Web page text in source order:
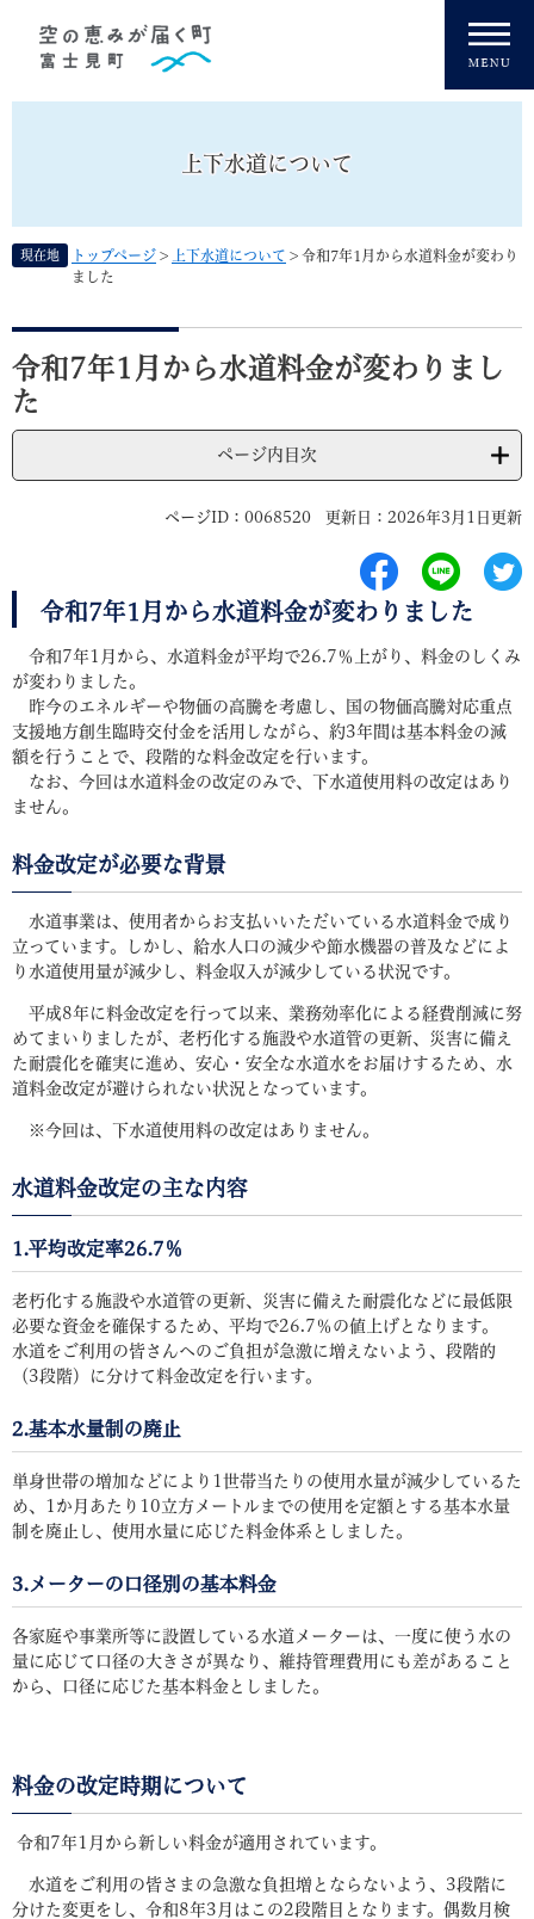
上下水道について
現在地 トップページ > 上下水道について > 令和7年1月から水道料金が変わり
ました
本
文
令和7年1月から水道料金が変わりまし
た
ページ内目次
ページID：0068520 更新日：2026年3月1日更新
令和7年1月から水道料金が変わりました
令和7年1月から、水道料金が平均で26.7％上がり、料金のしくみ
が変わりました。
昨今のエネルギーや物価の高騰を考慮し、国の物価高騰対応重点
支援地方創生臨時交付金を活用しながら、約3年間は基本料金の減
額を行うことで、段階的な料金改定を行います。
なお、今回は水道料金の改定のみで、下水道使用料の改定はあり
ません。
料金改定が必要な背景
水道事業は、使用者からお支払いいただいている水道料金で成り
立っています。しかし、給水人口の減少や節水機器の普及などによ
り水道使用量が減少し、料金収入が減少している状況です。
平成8年に料金改定を行って以来、業務効率化による経費削減に努
めてまいりましたが、老朽化する施設や水道管の更新、災害に備え
た耐震化を確実に進め、安心・安全な水道水をお届けするため、水
道料金改定が避けられない状況となっています。
※今回は、下水道使用料の改定はありません。
水道料金改定の主な内容
1.平均改定率26.7％
老朽化する施設や水道管の更新、災害に備えた耐震化などに最低限
必要な資金を確保するため、平均で26.7％の値上げとなります。
水道をご利用の皆さんへのご負担が急激に増えないよう、段階的
（3段階）に分けて料金改定を行います。
2.基本水量制の廃止
単身世帯の増加などにより1世帯当たりの使用水量が減少しているた
め、1か月あたり10立方メートルまでの使用を定額とする基本水量
制を廃止し、使用水量に応じた料金体系としました。
3.メーターの口径別の基本料金
各家庭や事業所等に設置している水道メーターは、一度に使う水の
量に応じて口径の大きさが異なり、維持管理費用にも差があること
から、口径に応じた基本料金としました。
料金の改定時期について
令和7年1月から新しい料金が適用されています。
水道をご利用の皆さまの急激な負担増とならないよう、3段階に
分けた変更をし、令和8年3月はこの2段階目となります。偶数月検